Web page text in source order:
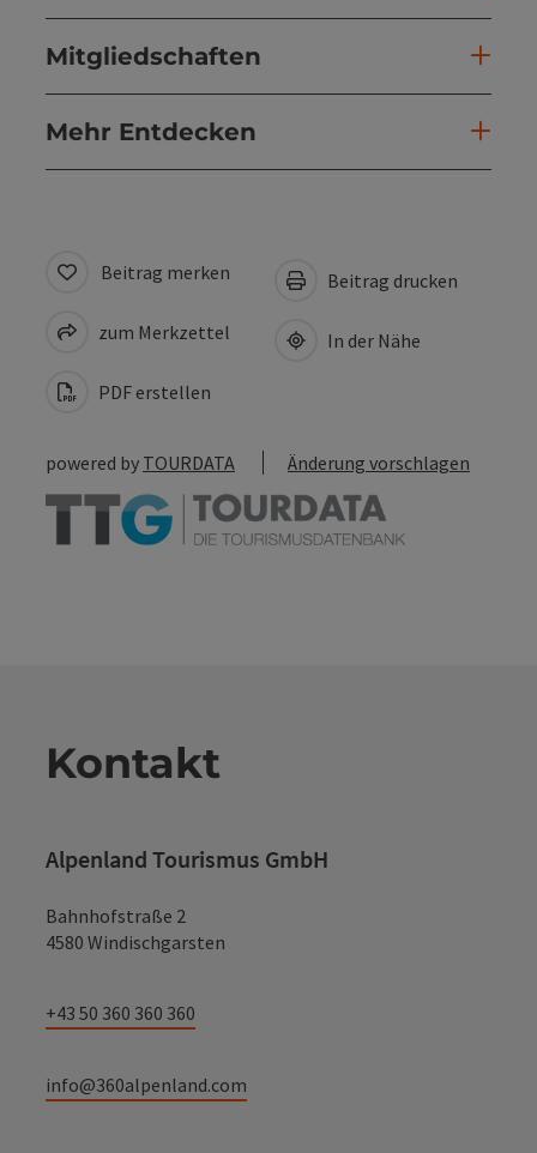
Mitgliedschaften
Mehr Entdecken
Beitrag merken
zum Merkzettel
PDF erstellen
Beitrag drucken
In der Nähe
powered by TOURDATA Änderung vorschlagen
Kontakt
Alpenland Tourismus GmbH
Bahnhofstraße 2
4580 Windischgarsten
+43 50 360 360 360
info@360alpenland.com